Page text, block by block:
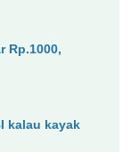
Rp.1000,
kalau kayak